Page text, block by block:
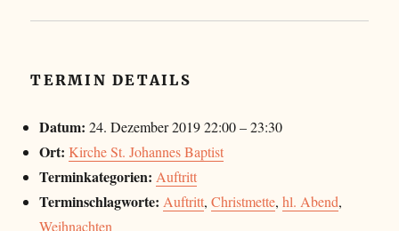
TERMIN DETAILS
Datum: 24. Dezember 2019 22:00–23:30
Ort: Kirche St. Johannes Baptist
Terminkategorien: Auftritt
Terminschlagworte: Auftritt,Christmette,hl. Abend,
Weihnachten